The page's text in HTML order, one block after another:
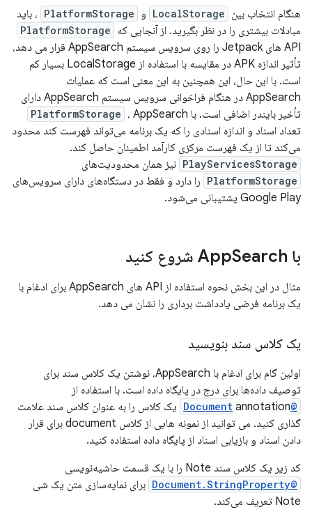
هنگام انتخاب بین LocalStorage و PlatformStorage ، باید
مبادلات بیشتری را در نظر بگیرید. از آنجایی که PlatformStorage
API های Jetpack را روی سرویس سیستم AppSearch قرار می دهد،
تأثیر اندازه APK در مقایسه با استفاده از LocalStorage بسیار کم
است. با این حال، این همچنین به این معنی است که عملیات
AppSearch در هنگام فراخوانی سرویس سیستم AppSearch دارای
تأخیر بایندر اضافی است. با
PlatformStorage ، AppSearch
تعداد اسناد و اندازه اسنادی را که یک برنامه می‌تواند فهرست کند محدود
می‌کند تا از یک فهرست مرکزی کارآمد اطمینان حاصل کند.
PlayServicesStorage نیز همان محدودیت‌های
PlatformStorage را دارد و فقط در دستگاه‌های دارای سرویس‌های
Google Play پشتیبانی می‌شود.
با App Search شروع کنید
مثال در این بخش نحوه استفاده از API های AppSearch برای ادغام با
یک برنامه فرضی یادداشت برداری را نشان می دهد.
یک کلاس سند بنویسید
اولین گام برای ادغام با AppSearch، نوشتن یک کلاس سند برای
توصیف داده‌ها برای درج در پایگاه داده است. با استفاده از
@Document
annotation یک کلاس را به عنوان کلاس سند علامت
گذاری کنید. می توانید از نمونه هایی از کلاس document برای قرار
دادن اسناد و بازیابی اسناد از پایگاه داده استفاده کنید.
کد زیر یک کلاس سند Note را با یک قسمت حاشیه‌نویسی
@Document.StringProperty
برای نمایه‌سازی متن یک شی
Note تعریف می‌کند.